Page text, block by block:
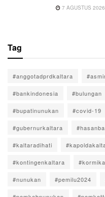
7 AGUSTUS 2026
Tag
#anggotadprdkaltara
#bankindonesia #bulungan
#bupatinunukan #covid-19
#gubernurkaltara
#kaltaradihati
#kontingenkaltara
#nunukan #pemilu2024